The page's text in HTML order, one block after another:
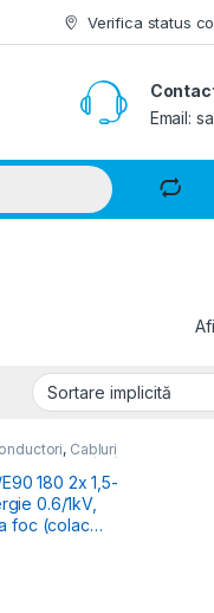
Verifica status
Email:
, Cabluri
Tensiune (JT)
180 2x 1,5-
0.6/1kV,
foc (colac